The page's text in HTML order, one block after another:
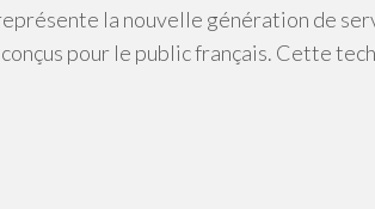
la nouvelle génération de
pour le public français. Cette